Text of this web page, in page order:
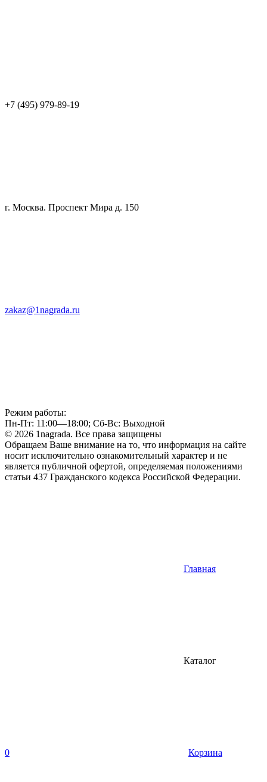
+7 (495) 979-89-19
г. Москва. Проспект Мира д. 150
zakaz@1nagrada.ru
Режим работы:
Пн-Пт: 11:00—18:00; Сб-Вс: Выходной
© 2026 1nagrada. Все права защищены
Обращаем Ваше внимание на то, что информация на сайте
носит исключительно ознакомительный характер и не
является публичной офертой, определяемая положениями
статьи 437 Гражданского кодекса Российской Федерации.
Главная
Каталог
0 Корзина